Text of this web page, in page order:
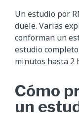
Un estudio por
duele. Varias
conforman un
estudio
minutos hasta 2
Cómo
un